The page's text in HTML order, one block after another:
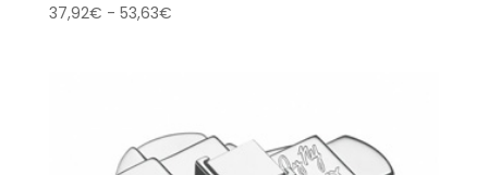
37,92€ - 53,63€Rango
hasta
53,63€